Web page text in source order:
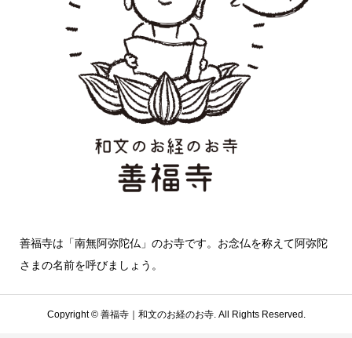
善福寺は「南無阿弥陀仏」のお寺です。お念仏を称えて阿弥陀
さまの名前を呼びましょう。
Copyright ©善福寺｜和文のお経のお寺. All Rights Reserved.